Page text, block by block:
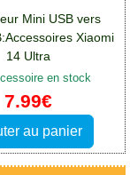
Mini USB vers
Xiaomi
14 Ultra
en stock
7.99€
au panier